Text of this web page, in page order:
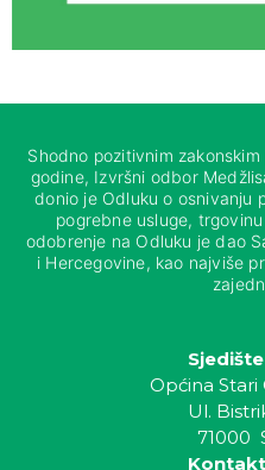
Shodno pozitivnim
godine, Izvršni odbor
donio je Odluku o osnivanju
pogrebne usluge,
odobrenje na Odluku je dao
i Hercegovine, kao najviše
Općina Stari
Ul.
71000